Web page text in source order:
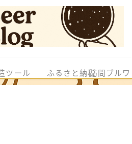
ツール ふるさと納税訪問ブル